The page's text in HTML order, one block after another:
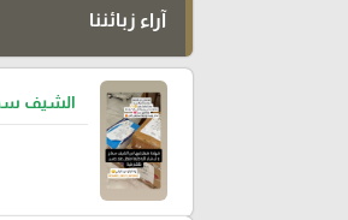
آراء زبائننا
الشيف